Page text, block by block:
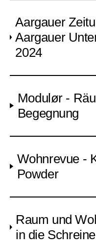
Aargauer
Aargauer
2024
Modulør -
Begegnung
Wohnrevue -
Powder
Raum und
in die